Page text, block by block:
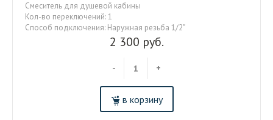
2 300 руб.
- +
в корзину
Смеситель для душевой кабины
Кол-во переключений: 1
Способ подключения: Наружная резьба 1/2"